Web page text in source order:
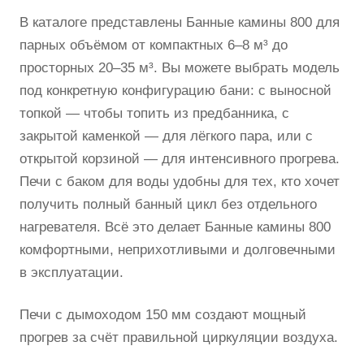
В каталоге представлены Банные камины 800 для
парных объёмом от компактных 6–8 м³ до
просторных 20–35 м³. Вы можете выбрать модель
под конкретную конфигурацию бани: с выносной
топкой — чтобы топить из предбанника, с
закрытой каменкой — для лёгкого пара, или с
открытой корзиной — для интенсивного прогрева.
Печи с баком для воды удобны для тех, кто хочет
получить полный банный цикл без отдельного
нагревателя. Всё это делает Банные камины 800
комфортными, неприхотливыми и долговечными
в эксплуатации.
Печи с дымоходом 150 мм создают мощный
прогрев за счёт правильной циркуляции воздуха.